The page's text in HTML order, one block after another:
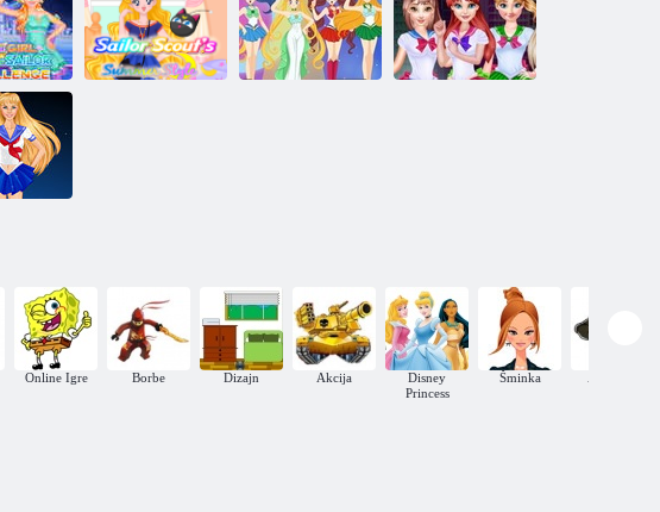
Fashion
Online Igre Borbe Dizajn Akcija
Disney
Princess
Šminka